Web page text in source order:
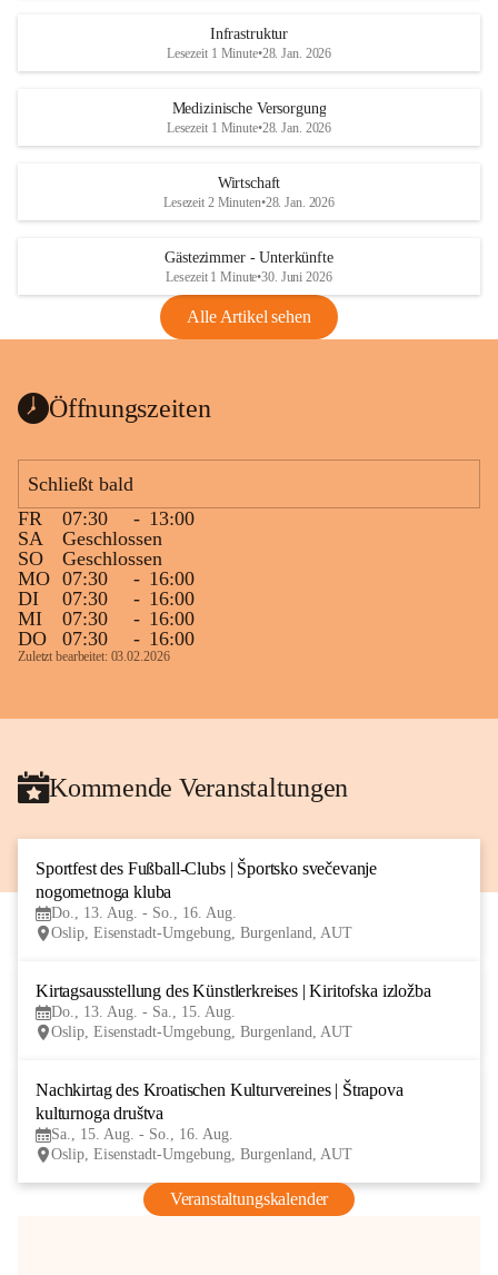
Infrastruktur
Lesezeit 1 Minute•28. Jan. 2026
Medizinische Versorgung
Lesezeit 1 Minute•28. Jan. 2026
Wirtschaft
Lesezeit 2 Minuten•28. Jan. 2026
Gästezimmer - Unterkünfte
Lesezeit 1 Minute•30. Juni 2026
Alle Artikel sehen
Öffnungszeiten
Schließt bald
FR
07:30 - 13:00
SA
Geschlossen
SO
Geschlossen
MO 07:30 - 16:00
DI
07:30 - 16:00
MI
07:30 - 16:00
DO
07:30 - 16:00
Zuletzt bearbeitet: 03.02.2026
Kommende Veranstaltungen
Sportfest des Fußball-Clubs | Športsko svečevanje
nogometnoga kluba
Do., 13. Aug. - So., 16. Aug.
Oslip, Eisenstadt-Umgebung, Burgenland, AUT
Kirtagsausstellung des Künstlerkreises | Kiritofska izložba
Do., 13. Aug. - Sa., 15. Aug.
Oslip, Eisenstadt-Umgebung, Burgenland, AUT
Nachkirtag des Kroatischen Kulturvereines | Štrapova
kulturnoga društva
Sa., 15. Aug. - So., 16. Aug.
Oslip, Eisenstadt-Umgebung, Burgenland, AUT
Veranstaltungskalender